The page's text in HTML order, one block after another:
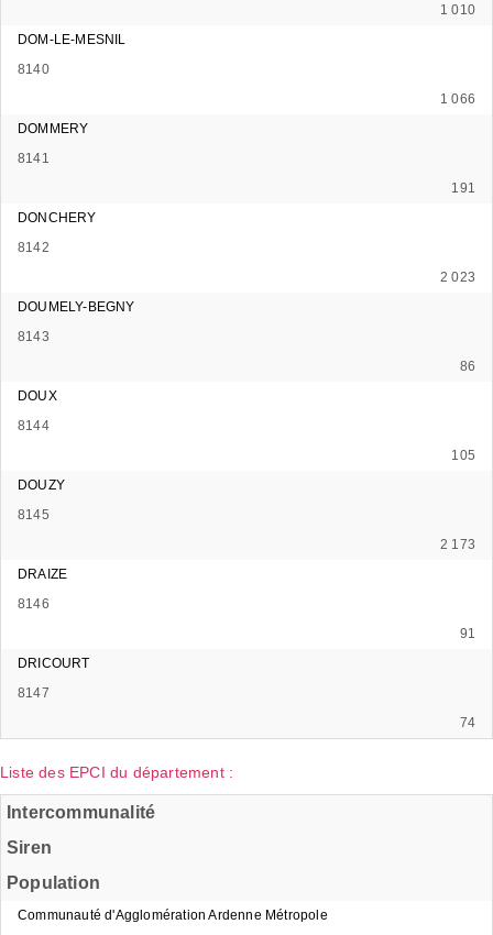
1 010
DOM-LE-MESNIL
8140
1 066
DOMMERY
8141
191
DONCHERY
8142
2 023
DOUMELY-BEGNY
8143
86
DOUX
8144
105
DOUZY
8145
2 173
DRAIZE
8146
91
DRICOURT
8147
74
Liste des EPCI du département :
Intercommunalité
Siren
Population
Communauté d'Agglomération Ardenne Métropole